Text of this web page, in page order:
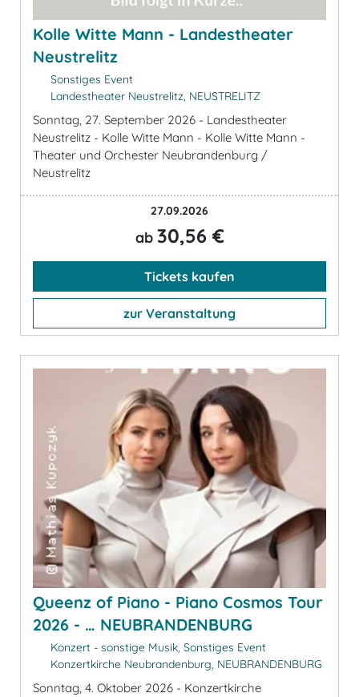
Kolle Witte Mann - Landestheater
Neustrelitz
Sonstiges Event
Landestheater Neustrelitz, NEUSTRELITZ
Sonntag, 27. September 2026 - Landestheater
Neustrelitz - Kolle Witte Mann - Kolle Witte Mann -
Theater und Orchester Neubrandenburg /
Neustrelitz
27.09.2026
ab 30,56 €
Tickets kaufen
zur Veranstaltung
Queenz of Piano - Piano Cosmos Tour
2026 - … NEUBRANDENBURG
Konzert - sonstige Musik, Sonstiges Event
Konzertkirche Neubrandenburg, NEUBRANDENBURG
Sonntag, 4. Oktober 2026 - Konzertkirche